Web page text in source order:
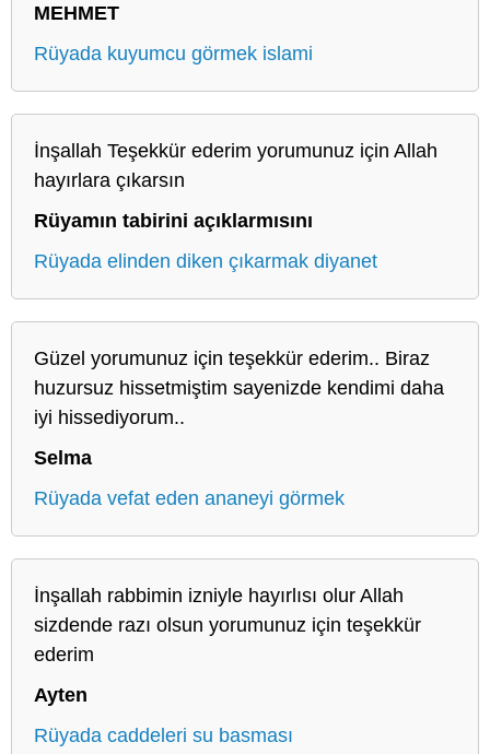
MEHMET
Rüyada kuyumcu görmek islami
İnşallah Teşekkür ederim yorumunuz için Allah
hayırlara çıkarsın
Rüyamın tabirini açıklarmısını
Rüyada elinden diken çıkarmak diyanet
Güzel yorumunuz için teşekkür ederim.. Biraz
huzursuz hissetmiştim sayenizde kendimi daha
iyi hissediyorum..
Selma
Rüyada vefat eden ananeyi görmek
İnşallah rabbimin izniyle hayırlısı olur Allah
sizdende razı olsun yorumunuz için teşekkür
ederim
Ayten
Rüyada caddeleri su basması